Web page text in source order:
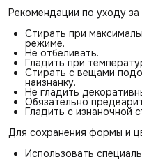
Рекомендации по уходу за
Стирать при
режиме.
Не отбеливать.
Гладить при
Стирать с вещами
наизнанку.
Не гладить
Обязательно
Гладить с изнаночной
Для сохранения формы и
Использовать